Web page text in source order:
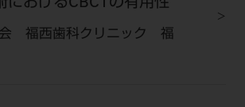
におけるCBCTの有用性
会 福西歯科クリニック 福